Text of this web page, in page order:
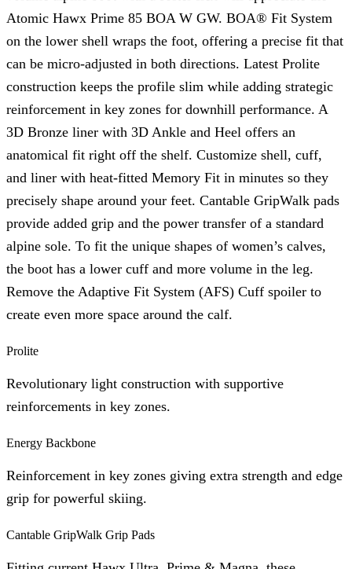
Atomic Hawx Prime 85 BOA W GW. BOA® Fit System
on the lower shell wraps the foot, offering a precise fit that
can be micro-adjusted in both directions. Latest Prolite
construction keeps the profile slim while adding strategic
reinforcement in key zones for downhill performance. A
3D Bronze liner with 3D Ankle and Heel offers an
anatomical fit right off the shelf. Customize shell, cuff,
and liner with heat-fitted Memory Fit in minutes so they
precisely shape around your feet. Cantable GripWalk pads
provide added grip and the power transfer of a standard
alpine sole. To fit the unique shapes of women’s calves,
the boot has a lower cuff and more volume in the leg.
Remove the Adaptive Fit System (AFS) Cuff spoiler to
create even more space around the calf.
Prolite
Revolutionary light construction with supportive
reinforcements in key zones.
Energy Backbone
Reinforcement in key zones giving extra strength and edge
grip for powerful skiing.
Cantable GripWalk Grip Pads